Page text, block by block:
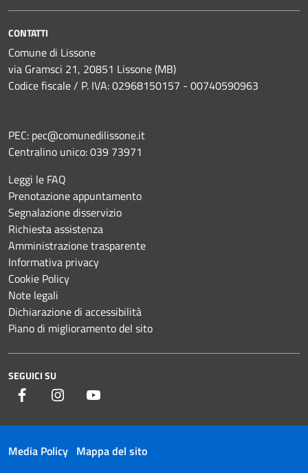
CONTATTI
Comune di Lissone
via Gramsci 21, 20851 Lissone (MB)
Codice fiscale / P. IVA: 02968150157 - 00740590963
PEC: pec@comunedilissone.it
Centralino unico:039 73971
Leggi le FAQ
Prenotazione appuntamento
Segnalazione disservizio
Richiesta assistenza
Amministrazione trasparente
Informativa privacy
Cookie Policy
Note legali
Dichiarazione di accessibilità
Piano di miglioramento del sito
SEGUICI SU
Facebook Instagram
Media Policy Mappa del sito